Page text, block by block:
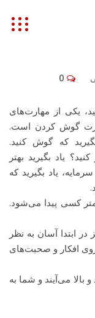
یکی از مهارت‌های
گوش کردن است.
که گوش کنید.
یاد بگیرید بهتر
یاد بگیرید که
کسی پیدا می‌شود.
ابتدا آسان به نظر
روی افکار و صحبت‌های
بالا می‌آیند و شما به